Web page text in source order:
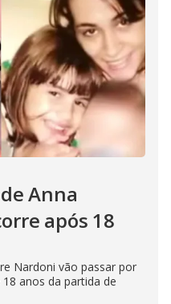
Anna
após 18
Nardoni vão passar por
anos da partida de